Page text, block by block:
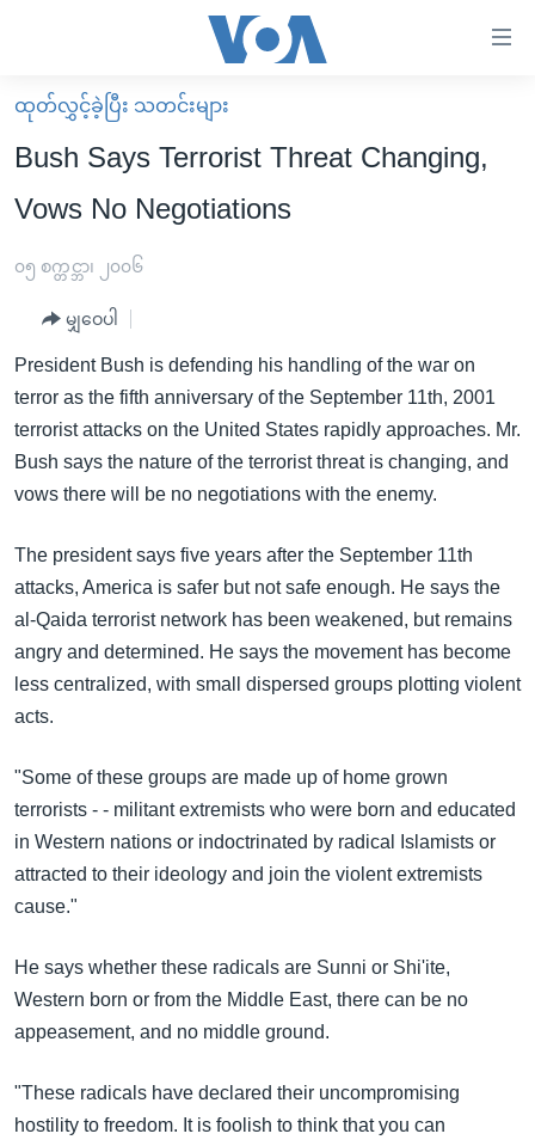
လွယ်ကူ
စေ
သည့်
များ
ရှာဖွေ
ရန်
နေရာ
မူလစာမျက်နှာ
မြန်မာ
ကမ္ဘာ့သတင်းများ
ရပ်ဝန်းတခု လမ်းတခု အလွန်
အမေရိကန်သုံးအီဒီယံ
မကြေးမုံရဲ့ အင်္ဂလိပ်စာ
သုတပဒေသာ အင်္ဂလိပ်စာ
အပတ်စဉ်ကဏ္ဍများ
ရေဒီယို
ရေဒီယိုနှင့်ရုပ်သံ အချက်အလက်များ
Learning English
ဗွီအိုအေ လူမှုကွန်ယက်များ
ထုတ်လွှင့်ခဲ့ပြီး သတင်းများ
Bush Says Terrorist Threat Changing,
Vows No Negotiations
၀၅ စက္တင္ဘာ၊ ၂၀၀၆
မျှဝေပါ
President Bush is defending his handling of the war on
terror as the fifth anniversary of the September 11th, 2001
terrorist attacks on the United States rapidly approaches. Mr.
Bush says the nature of the terrorist threat is changing, and
vows there will be no negotiations with the enemy.
The president says five years after the September 11th
attacks, America is safer but not safe enough. He says the
al-Qaida terrorist network has been weakened, but remains
angry and determined. He says the movement has become
less centralized, with small dispersed groups plotting violent
acts.
"Some of these groups are made up of home grown
terrorists - - militant extremists who were born and educated
in Western nations or indoctrinated by radical Islamists or
attracted to their ideology and join the violent extremists
cause."
He says whether these radicals are Sunni or Shi'ite,
Western born or from the Middle East, there can be no
appeasement, and no middle ground.
"These radicals have declared their uncompromising
hostility to freedom. It is foolish to think that you can